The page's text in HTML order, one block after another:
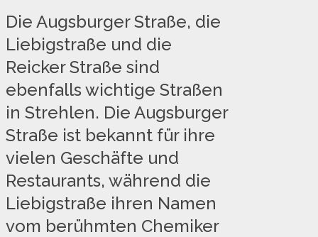
Die Augsburger Straße, die
Liebigstraße und die
Reicker Straße sind
ebenfalls wichtige Straßen
in Strehlen. Die Augsburger
Straße ist bekannt für ihre
vielen Geschäfte und
Restaurants, während die
Liebigstraße ihren Namen
vom berühmten Chemiker